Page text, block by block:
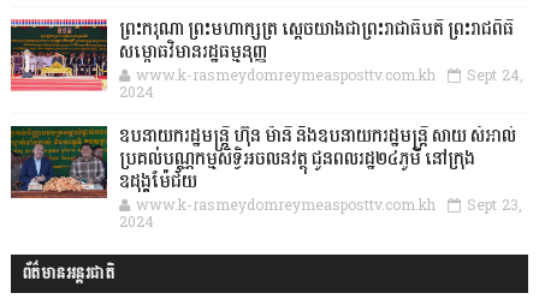
ព្រះករុណា ព្រះមហាក្សត្រ ស្តេចយាងជាព្រះរាជាធិបតី ព្រះរាជពិធី
សម្ពោធវិមានរដ្ឋធម្មនុញ្ញ
www.k-rasmeydomreymeasposttv.com.kh Sept 24,
2024
ឧបនាយករដ្ឋមន្ដ្រី ហ៊ុន ម៉ានី និងឧបនាយករដ្ឋមន្ដ្រី សាយ សំអាល់
ប្រគល់បណ្ណកម្មសិទ្ធិអចលនវត្ថុ ជូនពលរដ្ឋ២៤ភូមិ នៅក្រុង
ឧដុង្គម៉ែជ័យ
www.k-rasmeydomreymeasposttv.com.kh Sept 23,
2024
ព័ត៌មានអន្តរជាតិ